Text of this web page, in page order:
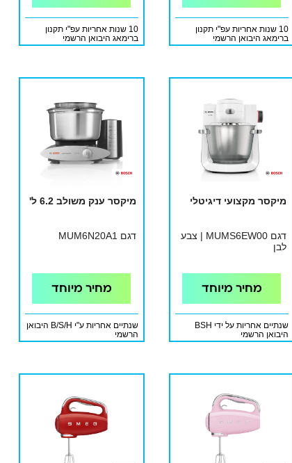
10 שנות אחריות עפ"י תקנון
ברימאג היבואן הרשמי
10 שנות אחריות עפ"י תקנון
ברימאג היבואן הרשמי
מיקסר מקצועי דיגיטלי
דגם MUMS6EW00 | צבע
לבן
מחיר מיוחד
שנתיים אחריות על ידי BSH
היבואן הרשמי
מיקסר ענק משולב 6.2 ל'
דגם MUM6N20A1
מחיר מיוחד
שנתיים אחריות ע"י B/S/H היבואן
הרשמי